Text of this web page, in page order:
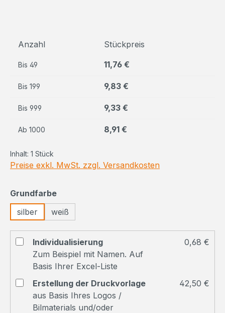
Anzahl Stückpreis
Bis 49 11,76 €
Bis 199 9,83 €
Bis 999 9,33 €
Ab 1000 8,91 €
Inhalt: 1 Stück
Preise exkl. MwSt. zzgl. Versandkosten
Grundfarbeauswählen
silber
weiß
Individualisierung
Zum Beispiel mit Namen. Auf
Basis Ihrer Excel-Liste
0,68 €
Erstellung der Druckvorlage
aus Basis Ihres Logos /
Bilmaterials und/oder
42,50 €